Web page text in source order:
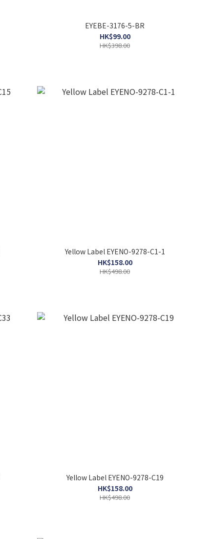
EYEBE-3176-5-BR
HK$99.00
HK$398.00
Yellow Label EYENO-9278-C1-1
HK$158.00
HK$498.00
Yellow Label EYENO-9278-C19
HK$158.00
HK$498.00